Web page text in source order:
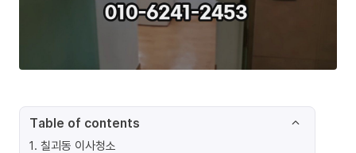
Table of contents
1. 칠괴동 이사청소